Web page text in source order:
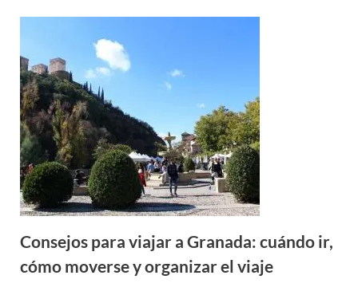
Consejos para viajar a Granada: cuándo ir,
cómo moverse y organizar el viaje